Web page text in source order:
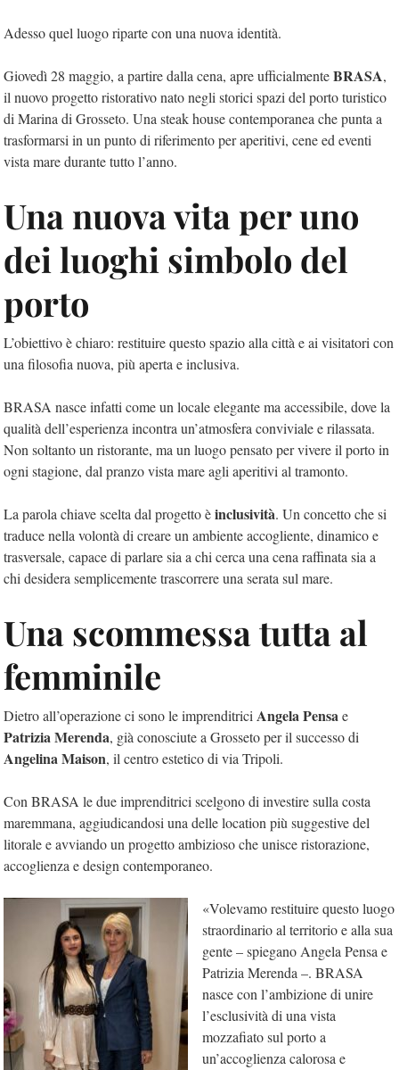
Adesso quel luogo riparte con una nuova identità.
Giovedì 28 maggio, a partire dalla cena, apre ufficialmenteBRASA,
il nuovo progetto ristorativo nato negli storici spazi del porto turistico
di Marina di Grosseto. Una steak house contemporanea che punta a
trasformarsi in un punto di riferimento per aperitivi, cene ed eventi
vista mare durante tutto l’anno.
Una nuova vita per uno
dei luoghi simbolo del
porto
L’obiettivo è chiaro: restituire questo spazio alla città e ai visitatori con
una filosofia nuova, più aperta e inclusiva.
BRASA nasce infatti come un locale elegante ma accessibile, dove la
qualità dell’esperienza incontra un’atmosfera conviviale e rilassata.
Non soltanto un ristorante, ma un luogo pensato per vivere il porto in
ogni stagione, dal pranzo vista mare agli aperitivi al tramonto.
La parola chiave scelta dal progetto èinclusività. Un concetto che si
traduce nella volontà di creare un ambiente accogliente, dinamico e
trasversale, capace di parlare sia a chi cerca una cena raffinata sia a
chi desidera semplicemente trascorrere una serata sul mare.
Una scommessa tutta al
femminile
Dietro all’operazione ci sono le imprenditrici Angela Pensae
Patrizia Merenda, già conosciute a Grosseto per il successo di
Angelina Maison, il centro estetico di via Tripoli.
Con BRASA le due imprenditrici scelgono di investire sulla costa
maremmana, aggiudicandosi una delle location più suggestive del
litorale e avviando un progetto ambizioso che unisce ristorazione,
accoglienza e design contemporaneo.
«Volevamo restituire questo luogo
straordinario al territorio e alla sua
gente – spiegano Angela Pensa e
Patrizia Merenda –. BRASA
nasce con l’ambizione di unire
l’esclusività di una vista
mozzafiato sul porto a
un’accoglienza calorosa e